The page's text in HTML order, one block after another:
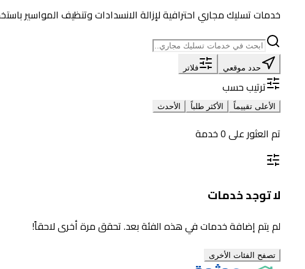
خدمات تسليك مجاري احترافية لإزالة الانسدادات وتنظيف المواسير
حدد موقعي فلاتر
ترتيب حسب
الأعلى تقييماً الأكثر طلباً الأحدث
تم العثور على0خدمة
لا توجد خدمات
لم يتم إضافة خدمات في هذه الفئة بعد. تحقق مرة أخرى لاحقاً!
تصفح الفئات الأخرى